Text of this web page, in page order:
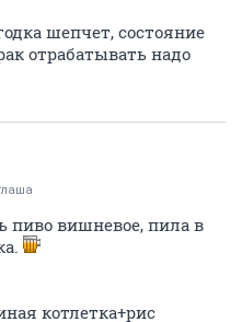
шепчет, состояние
отрабатывать надо
пиво вишневое, пила в
котлетка+рис